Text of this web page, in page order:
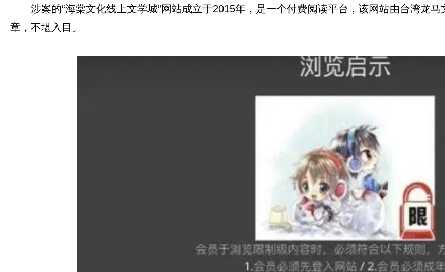
涉案的“海棠文化线上文学城”网站成立于2015年，是一个付费阅读平台，该网站由台湾龙
章，不堪入目。